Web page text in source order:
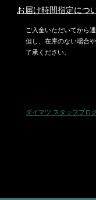
お届け時間指定につ
ご入金いただいてから
但し、在庫のない場合
了承ください。
ダイマツ スタッフブロ